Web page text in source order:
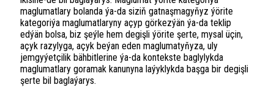
maglumatlary bolanda ýa-da siziň gatnaşmagyňyz ýörite
kategoriýa maglumatlaryny açyp görkezýän ýa-da teklip
edýän bolsa, biz şeýle hem degişli ýörite şerte, mysal üçin,
açyk razylyga, açyk beýan eden maglumatyňyza, uly
jemgyýetçilik bähbitlerine ýa-da kontekste baglylykda
maglumatlary goramak kanunyna laýyklykda başga bir degişli
şerte bil baglaýarys.